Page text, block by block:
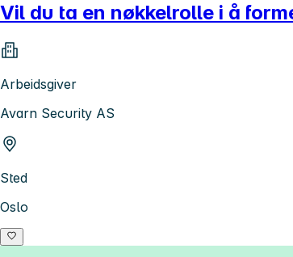
Vil du ta en nøkkelrolle i å
Arbeidsgiver
Avarn Security AS
Sted
Oslo